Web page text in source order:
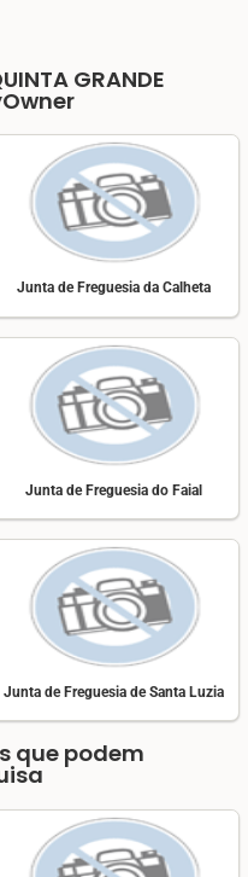
GRANDE
Junta de Freguesia da Calheta
Junta de Freguesia do Faial
Junta de Freguesia de Santa Luzia
que podem